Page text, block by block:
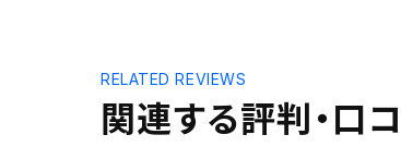
関連する評判・口
RELATED REVIEWS